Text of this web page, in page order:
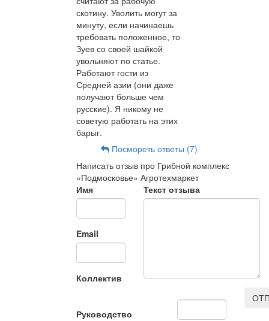
скотину. Уволить могут за
минуту, если начинаешь
требовать положенное, то
Зуев со своей шайкой
увольняют по статье.
Работают гости из
Средней азии (они даже
получают больше чем
русские). Я никому не
советую работать на этих
барыг.
Посмореть ответы (7)
Написать отзыв про Грибной комплекс
«Подмосковье» Агротехмаркет
Имя
Email
Коллектив
Руководство
Текст отзыва